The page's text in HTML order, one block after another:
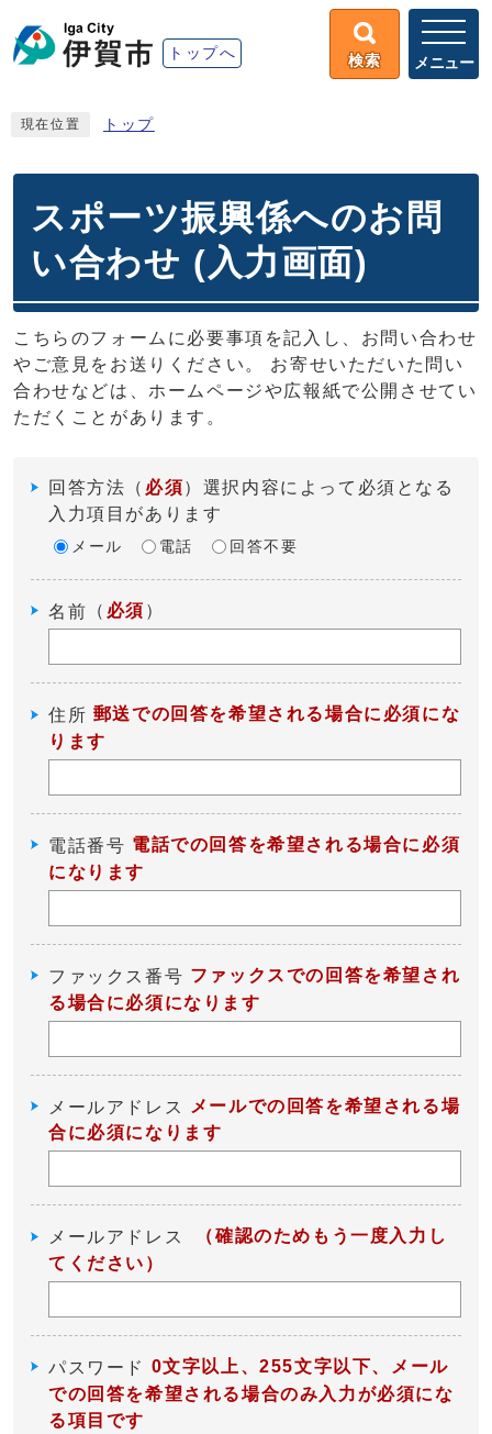
トップへ 検索 メニュー
現在位置 トップ
スポーツ振興係へのお問
い合わせ (入力画面)
こちらのフォームに必要事項を記入し、お問い合わせ
やご意見をお送りください。 お寄せいただいた問い
合わせなどは、ホームページや広報紙で公開させてい
ただくことがあります。
回答方法 （ 必須）選択内容によって必須となる
入力項目があります
メール 電話 回答不要
名前 （ 必須 ）
住所 郵送での回答を希望される場合に必須にな
ります
電話番号 電話での回答を希望される場合に必須
になります
ファックス番号 ファックスでの回答を希望され
る場合に必須になります
メールアドレス
メールでの回答を希望される場
合に必須になります
メールアドレス
（確認のためもう一度入力し
てください）
パスワード 0文字以上、255文字以下、メール
での回答を希望される場合のみ入力が必須にな
る項目です